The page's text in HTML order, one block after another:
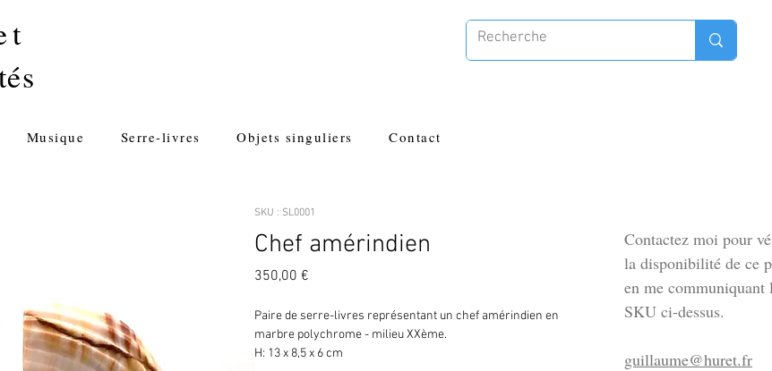
Musique Serre-livres Objets singuliers Contact
SKU : SL0001
Chef amérindien
350,00 €
Paire de serre-livres représentant un chef amérindien en
marbre polychrome - milieu XXème.
H: 13 x 8,5 x 6 cm
Contactez moi pour
la disponibilité de ce
en me communiquant
SKU ci-dessus.
guillaume@huret.fr